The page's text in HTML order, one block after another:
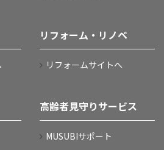
リフォーム・リノベ
リフォームサイトへ
高齢者見守りサービス
MUSUBIサポート